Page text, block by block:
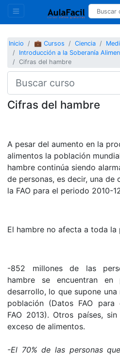
Inicio 💼 Cursos Ciencia
Introducción a la Soberanía
Cifras del hambre
Cifras del hambre
A pesar del aumento en la
alimentos la población
hambre continúa siendo
de personas, es decir, una de
la FAO para el periodo 2010-
El hambre no afecta a toda
-852 millones de las
hambre se encuentran
desarrollo, lo que supone una
población (Datos FAO para
FAO 2013). Otros países,
exceso de alimentos.
-El 70% de las personas